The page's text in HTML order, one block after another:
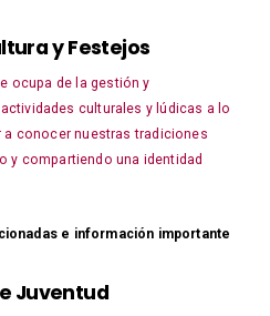
y Festejos
ocupa de la gestión y
culturales y lúdicas a lo
a conocer nuestras tradiciones
y compartiendo una identidad
e información importante
Juventud